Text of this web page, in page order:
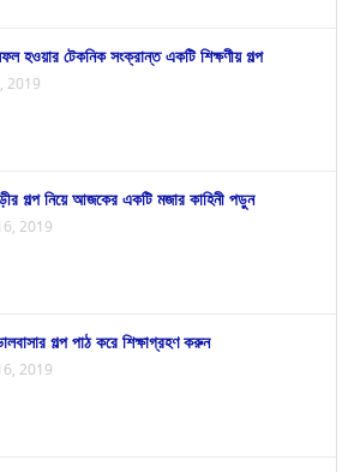
হওয়ার টেকনিক সংক্রান্ত একটি শিক্ষণীয় গল্প
2019
গল্প নিয়ে আজকের একটি মজার কাহিনী পড়ুন
2019
গল্প পাঠ করে শিক্ষাগ্রহণ করুন
2019